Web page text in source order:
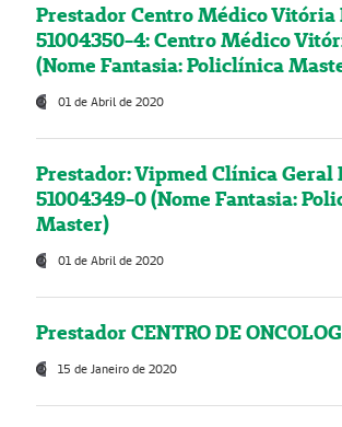
Prestador Centro Médico Vitória
51004350-4: Centro Médico
(Nome Fantasia: Policlínica
01 de Abril de 2020
Prestador: Vipmed Clínica Geral
51004349-0 (Nome Fantasia:
Master)
01 de Abril de 2020
Prestador CENTRO DE
15 de Janeiro de 2020